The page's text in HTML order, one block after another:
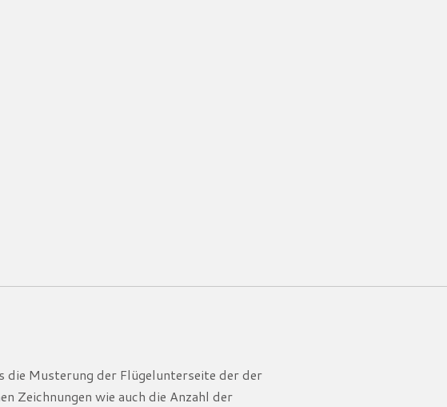
die Musterung der Flügelunterseite der der
Zeichnungen wie auch die Anzahl der